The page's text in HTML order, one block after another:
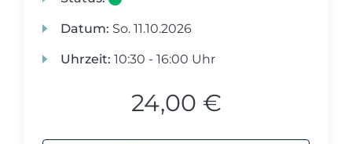
Datum: So. 11.10.2026
Uhrzeit: 10:30 - 16:00 Uhr
24,00 €